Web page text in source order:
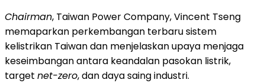
Chairman, Taiwan Power Company, Vincent Tseng
memaparkan perkembangan terbaru sistem
kelistrikan Taiwan dan menjelaskan upaya menjaga
keseimbangan antara keandalan pasokan listrik,
target net-zero, dan daya saing industri.